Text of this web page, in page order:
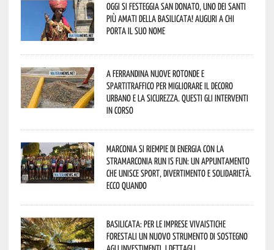
Oggi si festeggia San Donato, uno dei Santi
più amati della Basilicata! Auguri a chi
porta il suo nome
A Ferrandina nuove rotonde e
spartitraffico per migliorare il decoro
urbano e la sicurezza. Questi gli interventi
in corso
Marconia si riempie di energia con la
StraMarconia Run is Fun: un appuntamento
che unisce sport, divertimento e solidarietà.
Ecco quando
Basilicata: per le imprese vivaistiche
forestali un nuovo strumento di sostegno